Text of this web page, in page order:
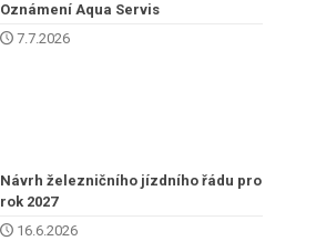
Oznámení Aqua Servis
7.7.2026
Návrh železničního jízdního řádu pro
rok 2027
16.6.2026